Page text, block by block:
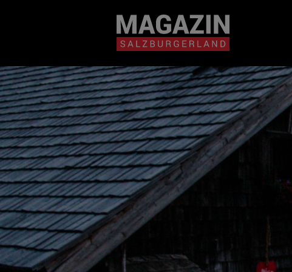
Zum Inhalt springen
BEITRÄGE IN MEINER
NÄHE
BEITRÄGE IN MEINER NÄHE ANZEIGEN